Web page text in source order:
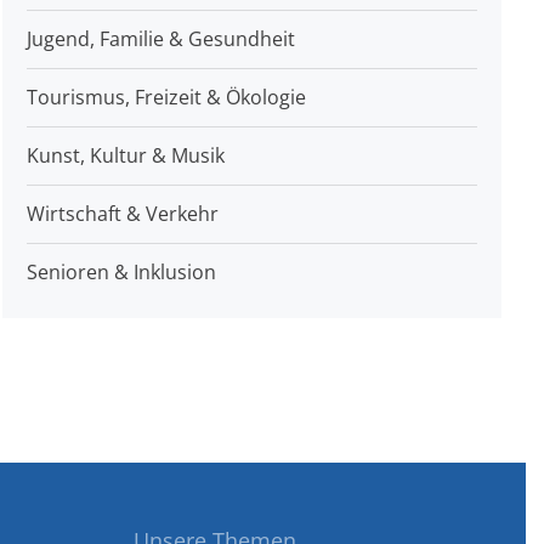
Jugend, Familie & Gesundheit
Tourismus, Freizeit & Ökologie
Kunst, Kultur & Musik
Wirtschaft & Verkehr
Senioren & Inklusion